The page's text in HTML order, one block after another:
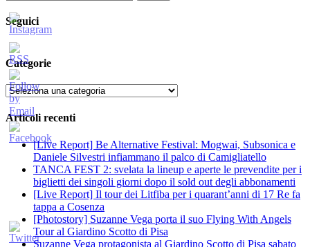
per:
Seguici
Categorie
Categorie
Articoli recenti
[Live Report] Be Alternative Festival: Mogwai, Subsonica e
Daniele Silvestri infiammano il palco di Camigliatello
TANCA FEST 2: svelata la lineup e aperte le prevendite per i
biglietti dei singoli giorni dopo il sold out degli abbonamenti
[Live Report] Il tour dei Litfiba per i quarant’anni di 17 Re fa
tappa a Cosenza
[Photostory] Suzanne Vega porta il suo Flying With Angels
Tour al Giardino Scotto di Pisa
Suzanne Vega protagonista al Giardino Scotto di Pisa sabato